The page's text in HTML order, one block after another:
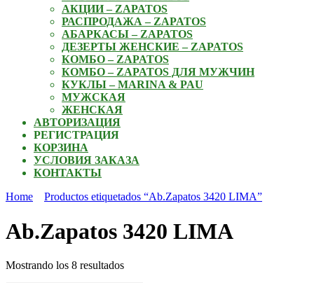
АКЦИИ – ZAPATOS
РАСПРОДАЖА – ZAPATOS
АБАРКАСЫ – ZAPATOS
ДЕЗЕРТЫ ЖЕНСКИЕ – ZAPATOS
КОМБО – ZAPATOS
КОМБО – ZAPATOS ДЛЯ МУЖЧИН
КУКЛЫ – MARINA & PAU
МУЖСКАЯ
ЖЕНСКАЯ
АВТОРИЗАЦИЯ
РЕГИСТРАЦИЯ
КОРЗИНА
УСЛОВИЯ ЗАКАЗА
КОНТАКТЫ
Home
Productos etiquetados “Ab.Zapatos 3420 LIMA”
Ab.Zapatos 3420 LIMA
Mostrando los 8 resultadosOrdenado